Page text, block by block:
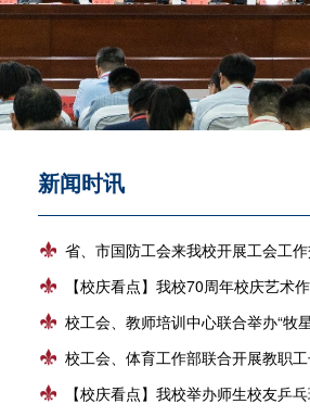
新闻时讯
省、市国防工会来我校开展工会工
【校庆看点】我校70周年校庆艺术
校工会、教师培训中心联合举办“牧
校工会、体育工作部联合开展教职
【校庆看点】我校举办师生校友乒